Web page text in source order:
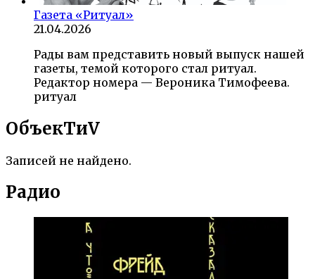
Газета «Ритуал»
21.04.2026
Рады вам представить новый выпуск нашей
газеты, темой которого стал ритуал.
Редактор номера — Вероника Тимофеева.
ритуал
ОбъекTиV
Записей не найдено.
Радио